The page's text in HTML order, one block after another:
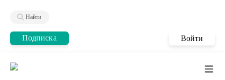
Найти
Подписка Войти